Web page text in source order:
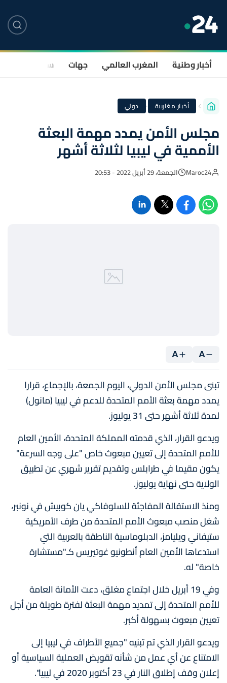
أخبار وطنية المغرب العالمي جهات سياسة
أخبار مغاربية · دولي
مجلس الأمن يمدد مهمة البعثة
الأممية في ليبيا لثلاثة أشهر
Maroc24 الجمعة، 29 أبريل 2022 - 20:53
A
A
تبنى مجلس الأمن الدولي، اليوم الجمعة، بالإجماع، قرارا
يمدد مهمة بعثة الأمم المتحدة للدعم في ليبيا (مانول)
لمدة ثلاثة أشهر حتى 31 يوليوز.
ويدعو القرار، الذي قدمته المملكة المتحدة، الأمين العام
للأمم المتحدة إلى تعيين مبعوث خاص "على وجه السرعة"
يكون مقيما في طرابلس وتقديم تقرير شهري عن تطبيق
الولاية حتى نهاية يوليوز.
ومنذ الاستقالة المفاجئة للسلوفاكي يان كوبيش في نونبر،
شغل منصب مبعوث الأمم المتحدة من طرف الأمريكية
ستيفاني ويليامز، الدبلوماسية الناطقة بالعربية التي
استدعاها الأمين العام أنطونيو غوتيريس كـ"مستشارة
خاصة" له.
وفي 19 أبريل خلال اجتماع مغلق، دعت الأمانة العامة
للأمم المتحدة إلى تمديد مهمة البعثة لفترة طويلة من أجل
تعيين مبعوث بسهولة أكبر.
ويدعو القرار الذي تم تبنيه "جميع الأطراف في ليبيا إلى
الامتناع عن أي عمل من شأنه تقويض العملية السياسية أو
إعلان وقف إطلاق النار في 23 أكتوبر 2020 في ليبيا".